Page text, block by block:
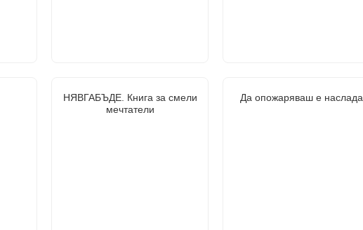
НЯВГАБЪДЕ. Книга за смели
мечтатели
Да опожаряваш е наслада